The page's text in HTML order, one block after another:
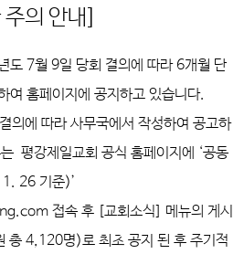
의 안내]
도 7월 9일 당회 결의에 따라 6개월 단
여 홈페이지에 공지하고 있습니다.
의에 따라 사무국에서 작성하여 공고하
평강제일교회 공식 홈페이지에 ‘공동
26 기준)’
접속 후 [교회소식] 메뉴의 게시
총 4,120명)로 최초 공지 된 후 주기적